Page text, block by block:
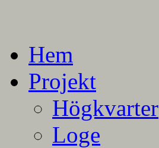
Hem
Projekt
Högkvarter
Loge